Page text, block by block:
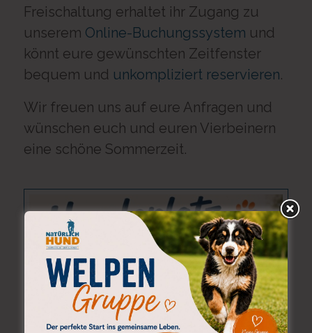
Freischaltung erhaltet ihr Zugang zu
unserem Online-Buchungssystem und
könnt eure gewünschten Zeitfenster
bequem und unkompliziert reservieren.
Wir freuen uns auf eure Anfragen und
wünschen euch und euren Vierbeinern
eine schöne Sommerzeit.